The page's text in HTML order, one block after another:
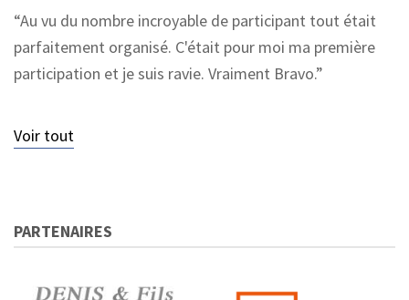
Au vu du nombre incroyable de participant tout était
parfaitement organisé. C'était pour moi ma première
participation et je suis ravie. Vraiment Bravo.
Voir tout
PARTENAIRES